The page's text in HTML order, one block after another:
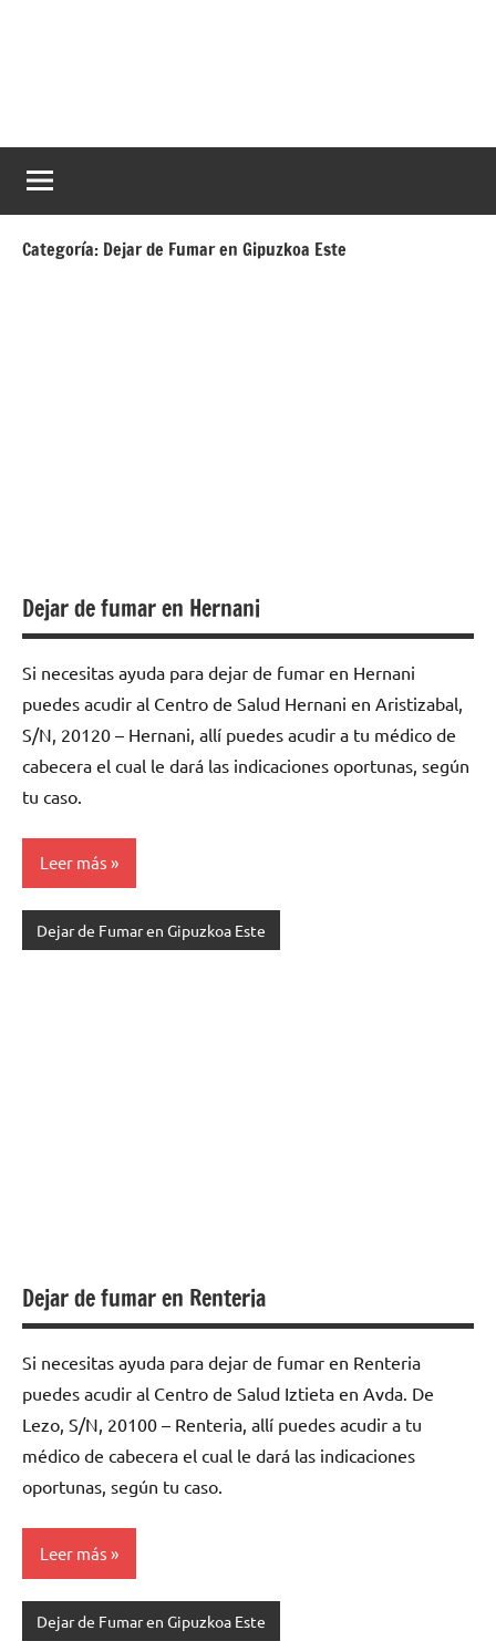
Dejar
de
fumar
dejar
de
fumar
Categoría: Dejar de Fumar en Gipuzkoa Este
Dejar de fumar en Hernani
Si necesitas ayuda para dejar de fumar en Hernani
puedes acudir al Centro de Salud Hernani en Aristizabal,
S/N, 20120 – Hernani, allí puedes acudir a tu médico de
cabecera el cual le dará las indicaciones oportunas, según
tu caso.
Leer más
Dejar de Fumar en Gipuzkoa Este
Dejar de fumar en Renteria
Si necesitas ayuda para dejar de fumar en Renteria
puedes acudir al Centro de Salud Iztieta en Avda. De
Lezo, S/N, 20100 – Renteria, allí puedes acudir a tu
médico de cabecera el cual le dará las indicaciones
oportunas, según tu caso.
Leer más
Dejar de Fumar en Gipuzkoa Este